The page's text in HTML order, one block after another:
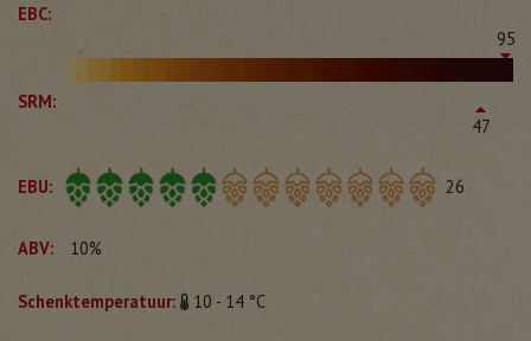
EBC:
95
SRM:
47
EBU: 26
ABV: 10%
Schenktemperatuur: 10 - 14 °C